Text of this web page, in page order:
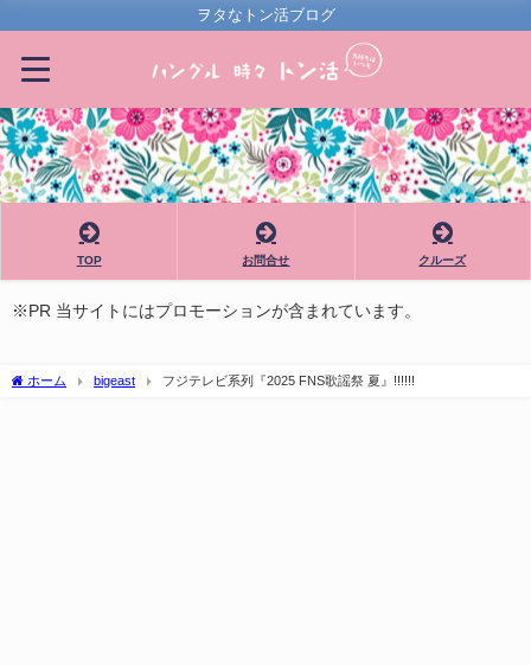
ヲタなトン活ブログ
TOP お問合せ クルーズ
※PR 当サイトにはプロモーションが含まれています。
ホーム bigeast フジテレビ系列『2025 FNS歌謡祭 夏』!!!!!!